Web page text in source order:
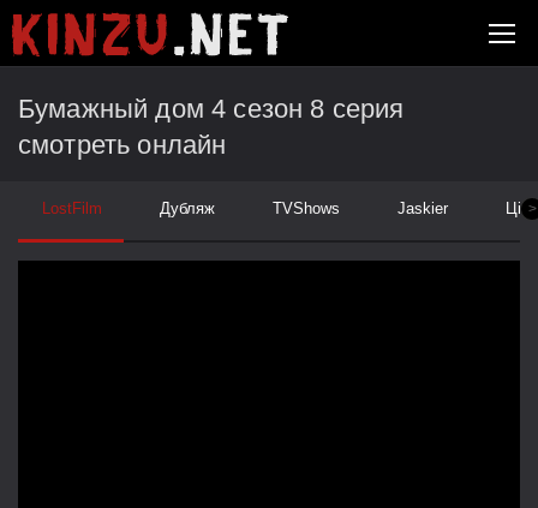
Бумажный дом 4 сезон 8 серия
смотреть онлайн
>
LostFilm Дубляж TVShows Jaskier